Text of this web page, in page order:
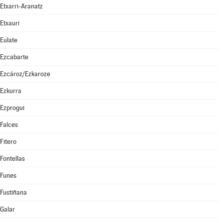
Etxarri-Aranatz
Etxauri
Eulate
Ezcabarte
Ezcároz/Ezkaroze
Ezkurra
Ezprogui
Falces
Fitero
Fontellas
Funes
Fustiñana
Galar